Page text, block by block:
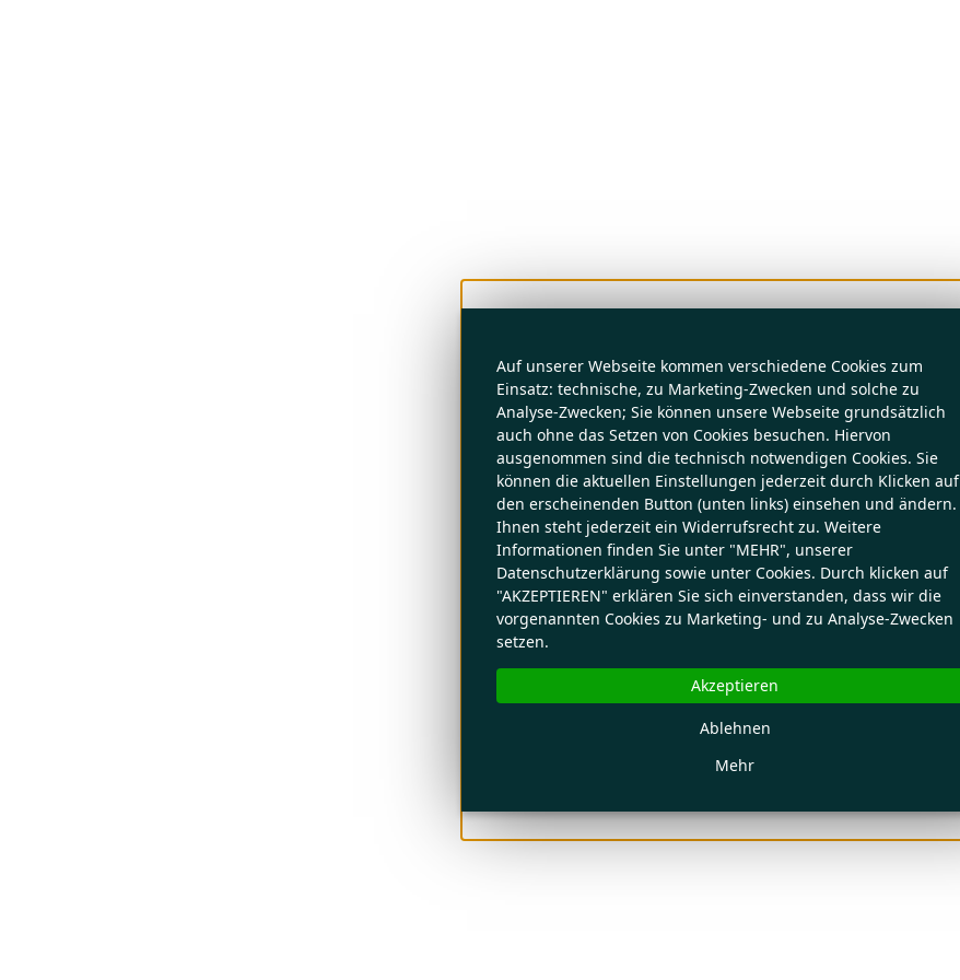
Auf unserer Webseite kommen verschiedene Cookies zum
Einsatz: technische, zu Marketing-Zwecken und solche zu
Analyse-Zwecken; Sie können unsere Webseite grundsätzlich
auch ohne das Setzen von Cookies besuchen. Hiervon
ausgenommen sind die technisch notwendigen Cookies. Sie
können die aktuellen Einstellungen jederzeit durch Klicken auf
den erscheinenden Button (unten links) einsehen und ändern.
Ihnen steht jederzeit ein Widerrufsrecht zu. Weitere
Informationen finden Sie unter "MEHR", unserer
Datenschutzerklärung sowie unter Cookies. Durch klicken auf
"AKZEPTIEREN" erklären Sie sich einverstanden, dass wir die
vorgenannten Cookies zu Marketing- und zu Analyse-Zwecken
setzen.
Mehr
Ablehnen
Akzeptieren